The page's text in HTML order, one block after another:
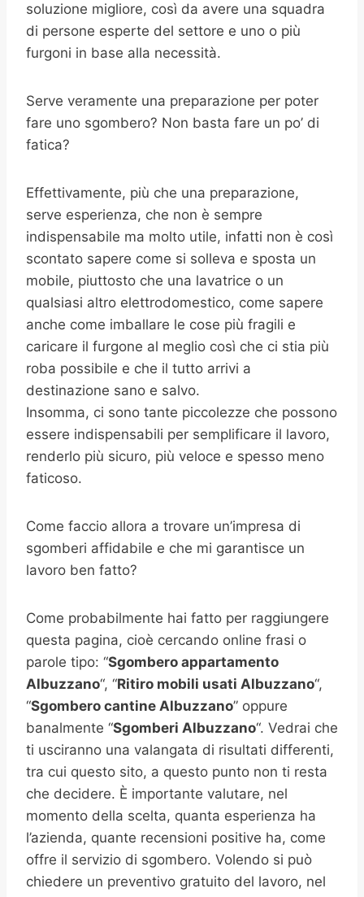
soluzione migliore, così da avere una squadra
di persone esperte del settore e uno o più
furgoni in base alla necessità.
Serve veramente una preparazione per poter
fare uno sgombero? Non basta fare un po’ di
fatica?
Effettivamente, più che una preparazione,
serve esperienza, che non è sempre
indispensabile ma molto utile, infatti non è così
scontato sapere come si solleva e sposta un
mobile, piuttosto che una lavatrice o un
qualsiasi altro elettrodomestico, come sapere
anche come imballare le cose più fragili e
caricare il furgone al meglio così che ci stia più
roba possibile e che il tutto arrivi a
destinazione sano e salvo.
Insomma, ci sono tante piccolezze che possono
essere indispensabili per semplificare il lavoro,
renderlo più sicuro, più veloce e spesso meno
faticoso.
Come faccio allora a trovare un’impresa di
sgomberi affidabile e che mi garantisce un
lavoro ben fatto?
Come probabilmente hai fatto per raggiungere
questa pagina, cioè cercando online frasi o
parole tipo: “Sgombero appartamento
Albuzzano“, “Ritiro mobili usati Albuzzano“,
“Sgombero cantine Albuzzano” oppure
banalmente “Sgomberi Albuzzano“. Vedrai che
ti usciranno una valangata di risultati differenti,
tra cui questo sito, a questo punto non ti resta
che decidere. È importante valutare, nel
momento della scelta, quanta esperienza ha
l’azienda, quante recensioni positive ha, come
offre il servizio di sgombero. Volendo si può
chiedere un preventivo gratuito del lavoro, nel